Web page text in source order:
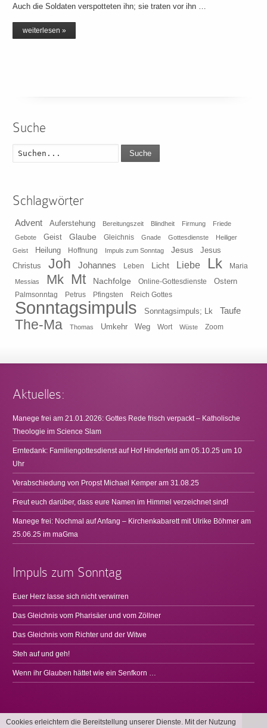
Auch die Soldaten verspotteten ihn; sie traten vor ihn …
weiterlesen »
Suche
Suche
Schlagwörter
Advent Auferstehung Bereitungszeit Blindheit Firmung
Friede
Gebote
Geist Glaube Gleichnis Gnade Gottesdienste
Heiliger
Geist
Heilung Hoffnung Impuls zum Sonntag Jesus
Jesus
Christus
Joh Johannes Leben Licht Liebe Lk Maria
Messias Mk Mt Nachfolge Online-Gottesdienste Ostern
Palmsonntag Petrus Pfingsten Reich Gottes
Sonntagsimpuls Sonntagsimpuls; Lk Taufe
The-Ma Thomas Umkehr Weg Wort Wüste Zoom
Aktuelles:
Manege frei am 21.01.2026: Gottes Rede frisch verpackt – Katholische
Theologie im Science Slam
Erntedank: Familiengottesdienst auf Hof Hinderfeld am 05.10.25 um 10
Uhr
Verabschiedung von Propst Michael Kemper am 31.08.25
Freut euch darüber, dass eure Namen im Himmel verzeichnet sind!
Manege frei: Nochmal auf Anfang – Kirchenkabarett mit Ulrike Böhmer am
25.06.25 im maGma
Impuls zum Sonntag
Euer Herz lasse sich nicht verwirren
Das Gleichnis vom Pharisäer und vom Zöllner
Das Gleichnis vom Richter und der Witwe
Steh auf und geh!
Wenn ihr Glauben hättet wie ein Senfkorn …
Cookies erleichtern die Bereitstellung unserer Dienste. Mit der Nutzung